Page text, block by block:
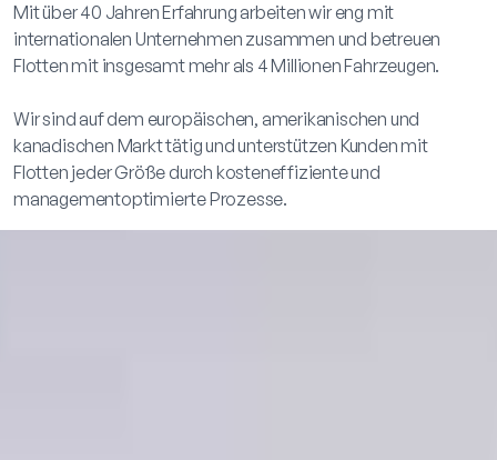
Mit über 40 Jahren Erfahrung arbeiten wir eng mit
internationalen Unternehmen zusammen und betreuen
Flotten mit insgesamt mehr als 4 Millionen Fahrzeugen.
Wir sind auf dem europäischen, amerikanischen und
kanadischen Markt tätig und unterstützen Kunden mit
Flotten jeder Größe durch kosteneffiziente und
managementoptimierte Prozesse.